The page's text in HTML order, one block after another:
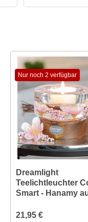
Nur noch 2 verfügbar
Dreamlight
Teelichtleuchter
Smart - Hanamy
21,95 €